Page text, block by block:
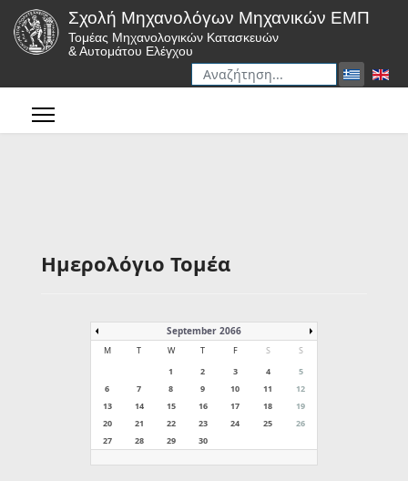
Σχολή Μηχανολόγων Μηχανικών ΕΜΠ
Τομέας Μηχανολογικών Κατασκευών
& Αυτομάτου Ελέγχου
Αναζήτηση
Ημερολόγιο Τομέα
September 2066
M T W T F S
S
1
2 3 4
5
6
7 8 9 10 11
12
13
14 15 16 17 18
19
20
21 22 23 24 25
26
27
28 29 30